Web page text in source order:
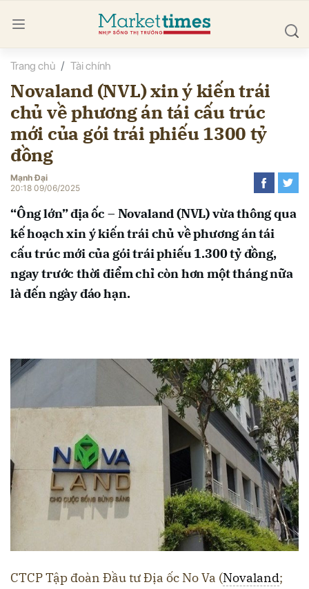
Trang chủ Tài chính
Novaland (NVL) xin ý kiến trái
chủ về phương án tái cấu trúc
mới của gói trái phiếu 1300 tỷ
đồng
Mạnh Đại
20:18 09/06/2025
“Ông lớn” địa ốc – Novaland (NVL) vừa thông qua
kế hoạch xin ý kiến trái chủ về phương án tái
cấu trúc mới của gói trái phiếu 1.300 tỷ đồng,
ngay trước thời điểm chỉ còn hơn một tháng nữa
là đến ngày đáo hạn.
CTCP Tập đoàn Đầu tư Địa ốc No Va (Novaland;
luận